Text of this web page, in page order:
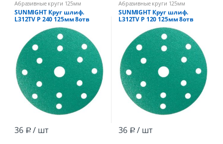
Абразивные круги 125мм
SUNMIGHT Круг шлиф.
L312TV Р 240 125мм 8отв
зеленый /100
36 Р / шт
Абразивные круги 125мм
SUNMIGHT Круг шлиф.
L312TV Р 120 125мм 8отв
зеленый /100
36 Р / шт